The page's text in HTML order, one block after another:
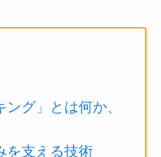
グ」とは何か、
を支える技術